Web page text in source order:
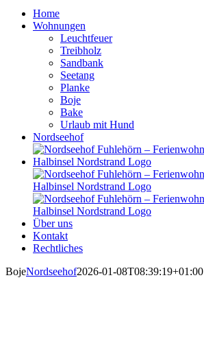
Home
Wohnungen
Leuchtfeuer
Treibholz
Sandbank
Seetang
Planke
Boje
Bake
Urlaub mit Hund
Nordseehof
Über uns
Kontakt
Rechtliches
BojeNordseehof2026-01-08T08:39:19+01:00